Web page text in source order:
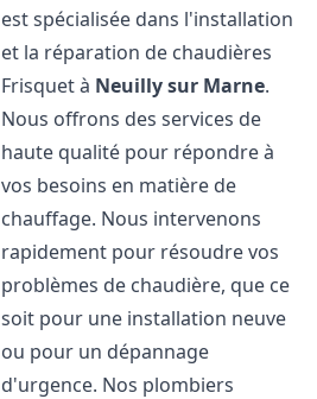
est spécialisée dans l'installation
et la réparation de chaudières
Frisquet à Neuilly sur Marne.
Nous offrons des services de
haute qualité pour répondre à
vos besoins en matière de
chauffage. Nous intervenons
rapidement pour résoudre vos
problèmes de chaudière, que ce
soit pour une installation neuve
ou pour un dépannage
d'urgence. Nos plombiers